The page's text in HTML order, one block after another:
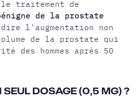
traitement de
de la prostate
l'augmentation non
de la prostate qui
des hommes après 50
SEUL DOSAGE (0,5 MG) ?